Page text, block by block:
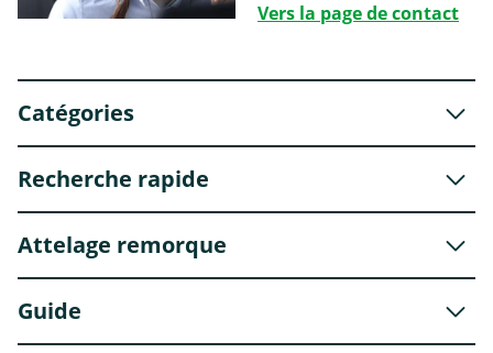
Vers la page de contact
Catégories
Recherche rapide
Attelage remorque
Guide